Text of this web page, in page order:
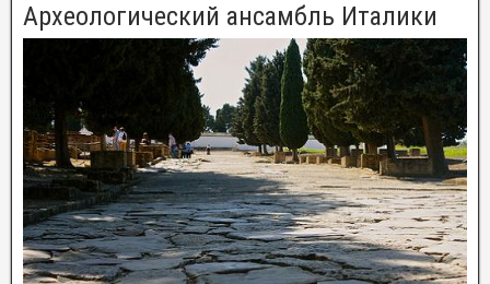
Археологический ансамбль Италики